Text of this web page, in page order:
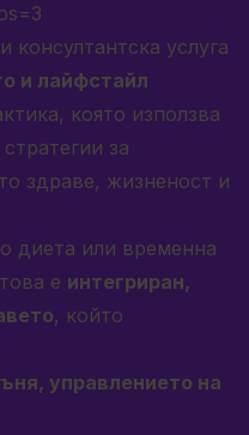
консултантска услуга
и лайфстайл
която използва
за
здраве, жизненост и
диета или временна
е интегриран,
, който
управлението на